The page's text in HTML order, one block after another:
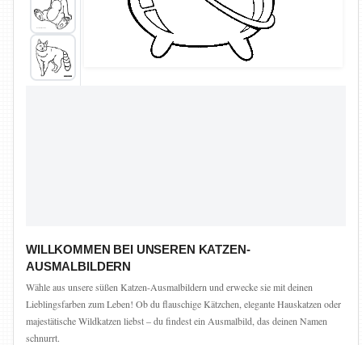
WILLKOMMEN BEI UNSEREN KATZEN-
AUSMALBILDERN
Wähle aus unsere süßen Katzen-Ausmalbildern und erwecke sie mit deinen
Lieblingsfarben zum Leben! Ob du flauschige Kätzchen, elegante Hauskatzen oder
majestätische Wildkatzen liebst – du findest ein Ausmalbild, das deinen Namen
schnurrt.